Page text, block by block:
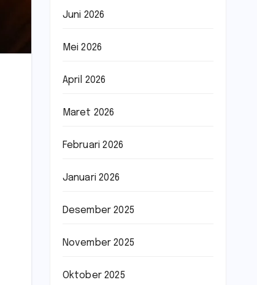
Juni 2026
Mei 2026
April 2026
Maret 2026
Februari 2026
Januari 2026
Desember 2025
November 2025
Oktober 2025